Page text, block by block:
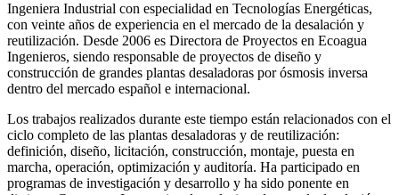
Ingeniera Industrial con especialidad en Tecnologías Energéticas,
con veinte años de experiencia en el mercado de la desalación y
reutilización. Desde 2006 es Directora de Proyectos en Ecoagua
Ingenieros, siendo responsable de proyectos de diseño y
construcción de grandes plantas desaladoras por ósmosis inversa
dentro del mercado español e internacional.
Los trabajos realizados durante este tiempo están relacionados con el
ciclo completo de las plantas desaladoras y de reutilización:
definición, diseño, licitación, construcción, montaje, puesta en
marcha, operación, optimización y auditoría. Ha participado en
programas de investigación y desarrollo y ha sido ponente en